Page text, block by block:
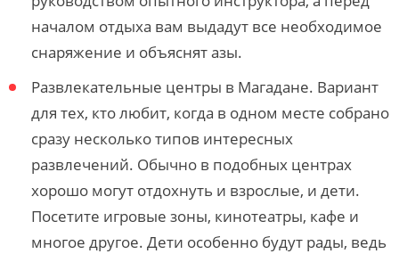
началом отдыха вам выдадут все необходимое
снаряжение и объяснят азы.
Развлекательные центры в Магадане. Вариант
для тех, кто любит, когда в одном месте собрано
сразу несколько типов интересных
развлечений. Обычно в подобных центрах
хорошо могут отдохнуть и взрослые, и дети.
Посетите игровые зоны, кинотеатры, кафе и
многое другое. Дети особенно будут рады, ведь